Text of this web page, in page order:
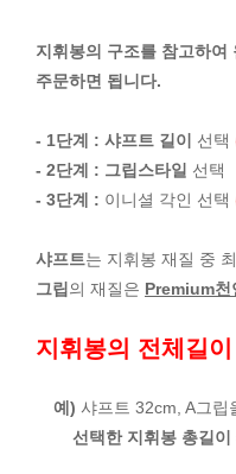
지휘봉의 구조를 참고하여
주문하면 됩니다.
- 1단계 : 샤프트 길이 선택
- 2단계 : 그립스타일 선택
- 3단계 : 이니셜 각인 선택
샤프트는 지휘봉 재질 중
그립 의 재질은 Premium천
지휘봉의 전체길
예) 샤프트 32cm, A그립
선택한 지휘봉 총길이